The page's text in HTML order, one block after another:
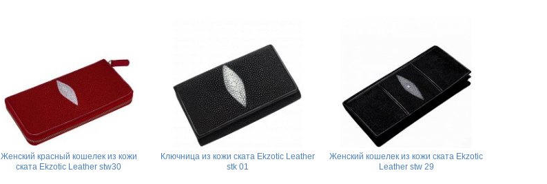
Женский красный кошелек из кожи
ската Ekzotic Leather stw30
Ключница из кожи ската Ekzotic Leather
stk 01
Женский кошелек из кожи ската Ekzotic
Leather stw 29